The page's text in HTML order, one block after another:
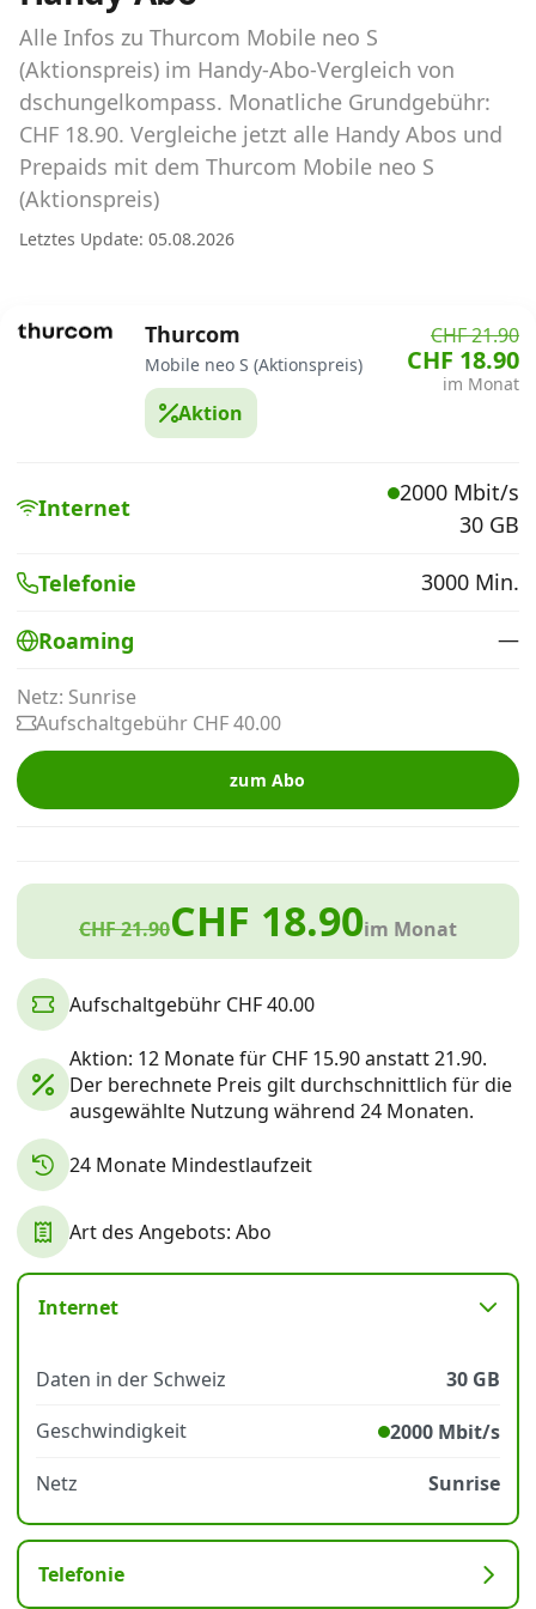
Abos für Tablets, Hotspots und Smart
Watches
Tarifrechner Handy-Abo
Der gute alte Tarifrechner im neuen Design
Infos
Roaming-Tarife abfragen
Handy-Abo-Aktionen
wechseln
Internet, TV, Telefon
Kombi-Angebote
Aktionen
News
Forum
Über uns
Datenschutz
Alle Infos zu Thurcom Mobile neo S
(Aktionspreis) im Handy-Abo-Vergleich von
dschungelkompass. Monatliche Grundgebühr:
CHF 18.90. Vergleiche jetzt alle Handy Abos und
Prepaids mit dem Thurcom Mobile neo S
(Aktionspreis)
Letztes Update: 05.08.2026
Thurcom
Mobile neo S (Aktionspreis)
Aktion
CHF 21.90
CHF 18.90
im Monat
Internet
2000 Mbit/s
30 GB
Telefonie 3000 Min.
Roaming —
Netz: Sunrise
Aufschaltgebühr CHF 40.00
zum Abo
CHF 21.90CHF 18.90im Monat
Aufschaltgebühr CHF 40.00
Aktion: 12 Monate für CHF 15.90 anstatt 21.90.
Der berechnete Preis gilt durchschnittlich für die
ausgewählte Nutzung während 24 Monaten.
24 Monate Mindestlaufzeit
Art des Angebots: Abo
Internet
Daten in der Schweiz
30 GB
Geschwindigkeit
2000 Mbit/s
Netz
Sunrise
Telefonie